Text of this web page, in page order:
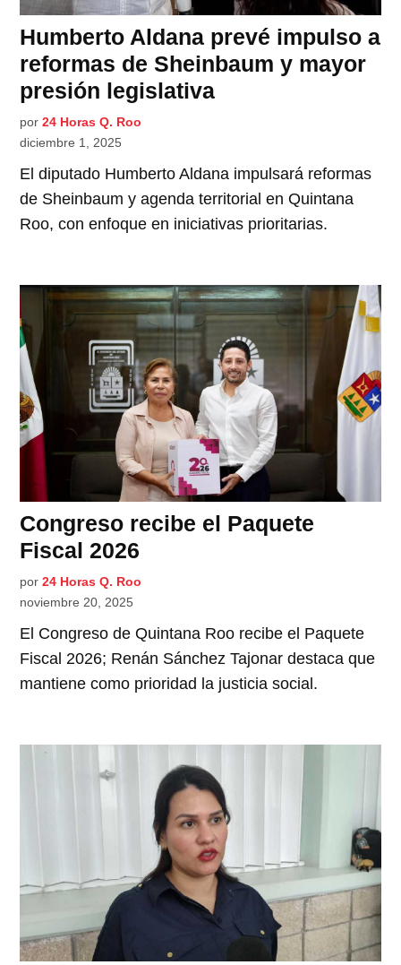
Humberto Aldana prevé impulso a
reformas de Sheinbaum y mayor
presión legislativa
por 24 Horas Q. Roo
diciembre 1, 2025
El diputado Humberto Aldana impulsará reformas
de Sheinbaum y agenda territorial en Quintana
Roo, con enfoque en iniciativas prioritarias.
Congreso recibe el Paquete
Fiscal 2026
por 24 Horas Q. Roo
noviembre 20, 2025
El Congreso de Quintana Roo recibe el Paquete
Fiscal 2026; Renán Sánchez Tajonar destaca que
mantiene como prioridad la justicia social.